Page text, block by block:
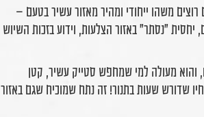
משהו ייחודי ומהיר מאזור עשיר בטעם –
"נסתר" באזור הצלעות, וידוע בזכות השיוש
והוא מעולה למי שמחפש סטייק עשיר, קטן
שדורש שעות בתנור! זה נתח שמוכיח שגם באזור